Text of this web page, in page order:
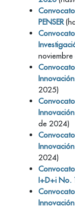
PENSER
2025)
de 2024)
2024)
I+D+i No.